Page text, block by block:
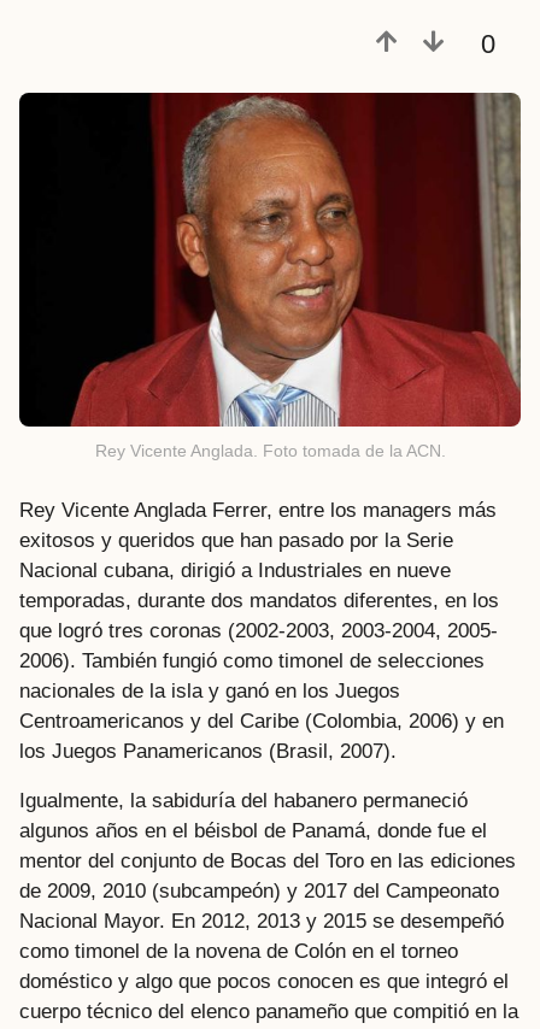
0
Rey Vicente Anglada. Foto tomada de la ACN.
Rey Vicente Anglada Ferrer, entre los managers más
exitosos y queridos que han pasado por la Serie
Nacional cubana, dirigió a Industriales en nueve
temporadas, durante dos mandatos diferentes, en los
que logró tres coronas (2002-2003, 2003-2004, 2005-
2006). También fungió como timonel de selecciones
nacionales de la isla y ganó en los Juegos
Centroamericanos y del Caribe (Colombia, 2006) y en
los Juegos Panamericanos (Brasil, 2007).
Igualmente, la sabiduría del habanero permaneció
algunos años en el béisbol de Panamá, donde fue el
mentor del conjunto de Bocas del Toro en las ediciones
de 2009, 2010 (subcampeón) y 2017 del Campeonato
Nacional Mayor. En 2012, 2013 y 2015 se desempeñó
como timonel de la novena de Colón en el torneo
doméstico y algo que pocos conocen es que integró el
cuerpo técnico del elenco panameño que compitió en la